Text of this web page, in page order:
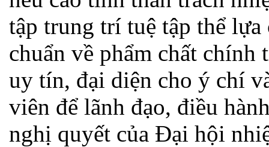
tập trung trí tuệ tập thể
chuẩn về phẩm chất
uy tín, đại diện cho ý chí
viên để lãnh đạo, điều
nghị quyết của Đại hội